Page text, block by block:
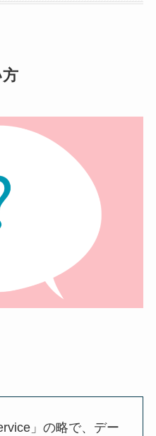
方
」の略で、デー